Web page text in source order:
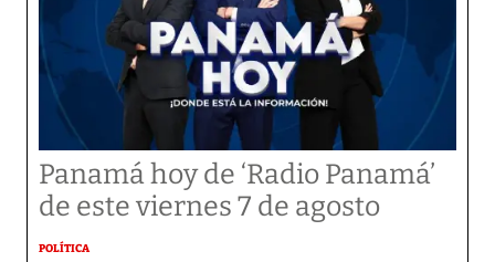
Panamá hoy de ‘Radio Panamá’
de este viernes 7 de agosto
POLÍTICA